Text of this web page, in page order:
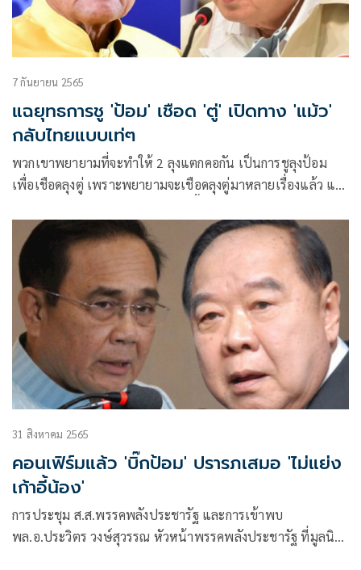
7 กันยายน 2565
แฉยุทธการชู 'ป้อม' เชือด 'ตู่' เปิดทาง 'แม้ว'
กลับไทยแบบเท่ๆ
พวกเขาพยายามที่จะทำให้ 2 ลุงแตกคอกัน เป็นการชูลุงป้อม
เพื่อเชือดลุงตู่ เพราะพยายามจะเชือดลุงตู่มาหลายเรื่องแล้ว แต่
31 สิงหาคม 2565
คอนเฟิร์มแล้ว 'บิ๊กป้อม' ปรารภเสมอ 'ไม่แย่ง
เก้าอี้น้อง'
การประชุม ส.ส.พรรคพลังประชารัฐ และการเข้าพบ
พล.อ.ประวิตร วงษ์สุวรรณ หัวหน้าพรรคพลังประชารัฐ ที่มูลนิธิ